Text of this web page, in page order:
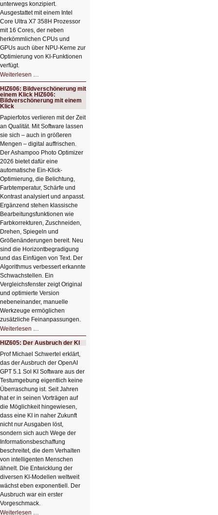
unterwegs konzipiert.
Ausgestattet mit einem Intel
Core Ultra X7 358H Prozessor
mit 16 Cores, der neben
herkömmlichen CPUs und
GPUs auch über NPU-Kerne zur
Optimierung von KI-Funktionen
verfügt.
Weiterlesen …
Schicker
kompakter
Rechenturbo
HIZ606: Bildverschönerung mit
einem Klick HIZ606:
Bildverschönerung mit einem
Klick
Papierfotos verlieren mit der Zeit
an Qualität. Mit Software lassen
sie sich – auch in größeren
Mengen – digital auffrischen.
Der Ashampoo Photo Optimizer
2026 bietet dafür eine
automatische Ein-Klick-
Optimierung, die Belichtung,
Farbtemperatur, Schärfe und
Kontrast analysiert und anpasst.
Ergänzend stehen klassische
Bearbeitungsfunktionen wie
Farbkorrekturen, Zuschneiden,
Drehen, Spiegeln und
Größenänderungen bereit. Neu
sind die Horizontbegradigung
und das Einfügen von Text. Der
Algorithmus verbessert erkannte
Schwachstellen. Ein
Vergleichsfenster zeigt Original
und optimierte Version
nebeneinander, manuelle
Werkzeuge ermöglichen
zusätzliche Feinanpassungen.
Weiterlesen …
Bildverschönerung
mit
einem
Klick
HIZ606:
Bildverschönerung
mit
einem
Klick
HIZ605: Der Ausbruch der KI
Prof Michael Schwertel erklärt,
das der Ausbruch der OpenAI
GPT 5.1 Sol KI Software aus der
Testumgebung eigentlich keine
Überraschung ist. Seit Jahren
hat er in seinen Vorträgen auf
die Möglichkeit hingewiesen,
dass eine KI in naher Zukunft
nicht nur Ausgaben löst,
sondern sich auch Wege der
Informationsbeschaffung
beschreitet, die dem Verhalten
von intelligenten Menschen
ähnelt. Die Entwicklung der
diversen KI-Modellen weltweit
wächst eben exponentiell. Der
Ausbruch war ein erster
Vorgeschmack.
Weiterlesen …